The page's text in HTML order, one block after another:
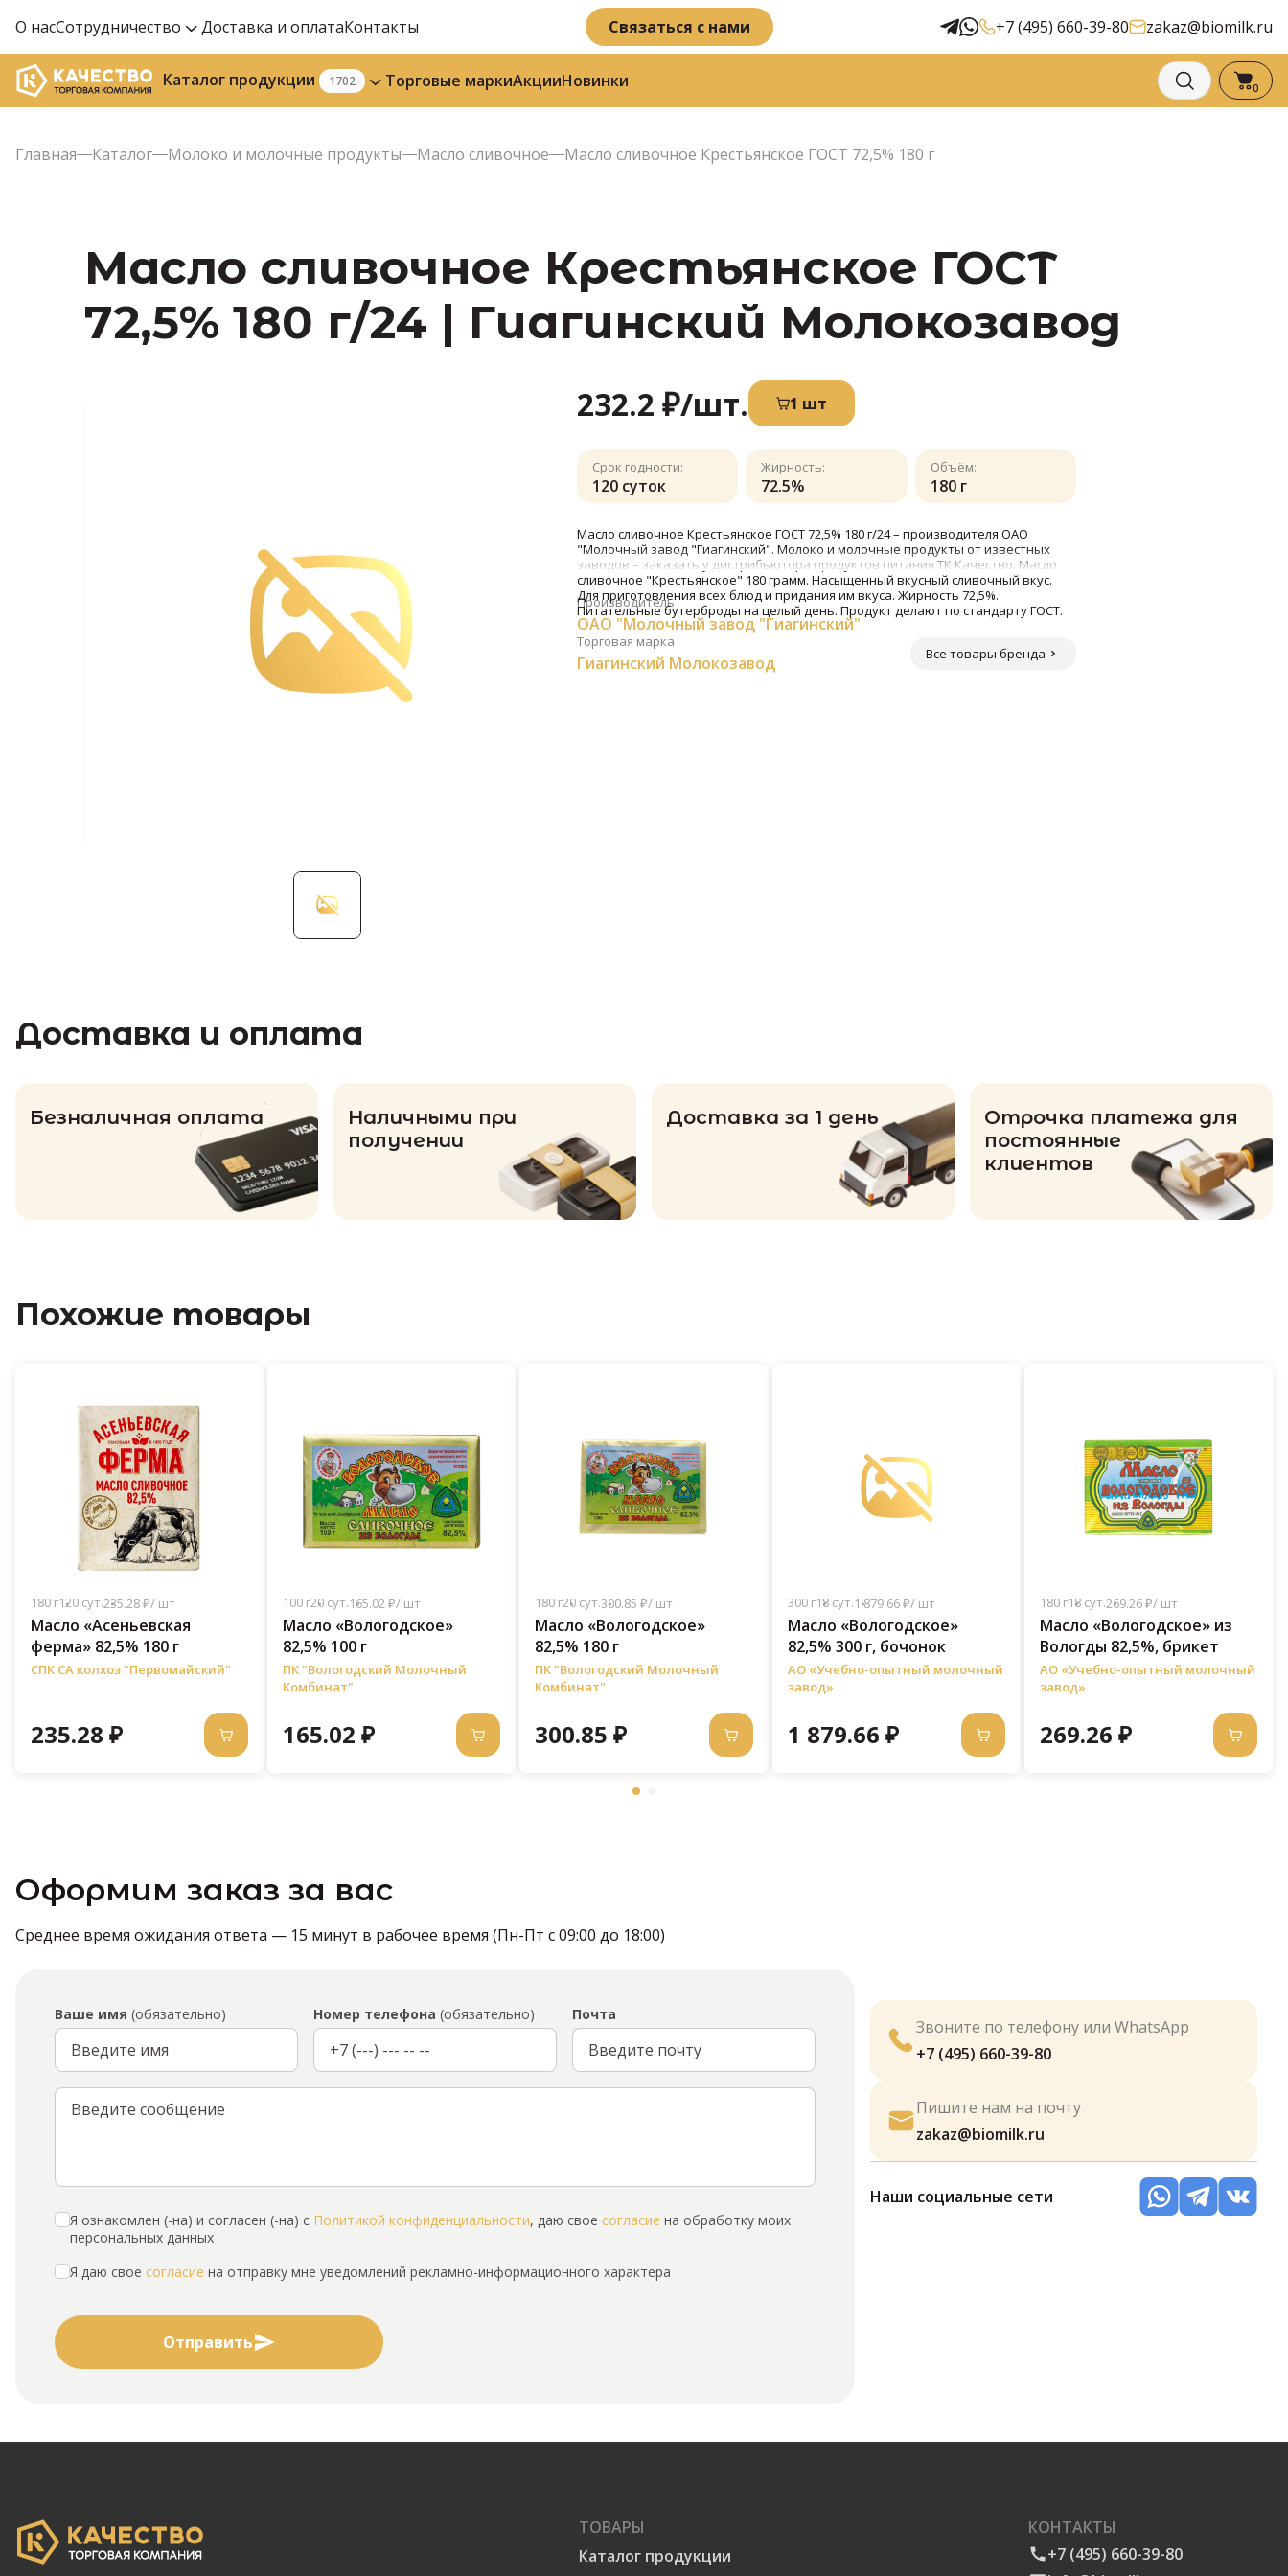
О насСотрудничество Доставка и оплатаКонтакты Связаться с нами +7 (495) 660-39-80 zakaz@biomilk.ru
Каталог продукции 1702 Торговые маркиАкцииНовинки 0
Главная Каталог Молоко и молочные продукты Масло сливочное Масло сливочное Крестьянское ГОСТ 72,5% 180 г
Масло сливочное Крестьянское ГОСТ
72,5% 180 г/24 | Гиагинский Молокозавод
232.2 ₽/шт. 1 шт
Срок годности:
120 суток
Жирность:
72.5%
Объём:
180 г
Масло сливочное Крестьянское ГОСТ 72,5% 180 г/24 – производителя ОАО
"Молочный завод "Гиагинский". Молоко и молочные продукты от известных
заводов – заказать у дистрибьютора продуктов питания ТК Качество. Масло
сливочное "Крестьянское" 180 грамм. Насыщенный вкусный сливочный вкус.
Для приготовления всех блюд и придания им вкуса. Жирность 72,5%.
Питательные бутерброды на целый день. Продукт делают по стандарту ГОСТ.
Производитель
ОАО "Молочный завод "Гиагинский"
Торговая марка
Гиагинский Молокозавод Все товары бренда
Доставка и оплата
Безналичная оплата
Наличными при
получении
Доставка за 1 день
Отрочка платежа для
постоянные
клиентов
Похожие товары
180 г120 сут.235.28 ₽/ шт
Масло «Асеньевская
ферма» 82,5% 180 г
СПК СА колхоз "Первомайский"
235.28 ₽
100 г20 сут.165.02 ₽/ шт
Масло «Вологодское»
82,5% 100 г
ПК "Вологодский Молочный
Комбинат"
165.02 ₽
180 г20 сут.300.85 ₽/ шт
Масло «Вологодское»
82,5% 180 г
ПК "Вологодский Молочный
Комбинат"
300.85 ₽
300 г18 сут.1 879.66 ₽/ шт
Масло «Вологодское»
82,5% 300 г, бочонок
АО «Учебно-опытный молочный
завод»
1 879.66 ₽
180 г18 сут.269.26 ₽/ шт
Масло «Вологодское» из
Вологды 82,5%, брикет
АО «Учебно-опытный молочный
завод»
269.26 ₽
Оформим заказ за вас
Среднее время ожидания ответа — 15 минут в рабочее время (Пн-Пт с 09:00 до 18:00)
Ваше имя (обязательно) Номер телефона (обязательно) Почта
Я ознакомлен (-на) и согласен (-на) с Политикой конфиденциальности, даю свое согласие на обработку моих
персональных данных
Я даю свое согласие на отправку мне уведомлений рекламно-информационного характера
Отправить
Звоните по телефону или WhatsApp
+7 (495) 660-39-80
Пишите нам на почту
zakaz@biomilk.ru
Наши социальные сети
ТОВАРЫ
Каталог продукции
КОНТАКТЫ
+7 (495) 660-39-80